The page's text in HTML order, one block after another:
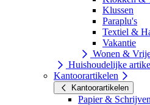
Klussen
Paraplu's
Textiel &
Vakantie
Wonen &
Huishoudelijke
Kantoorartikelen
Kantoorartikelen
Papier & Schrijven